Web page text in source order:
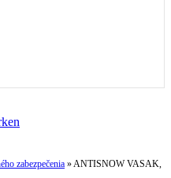
zabezpečenia »ANTISNOW VASAK,